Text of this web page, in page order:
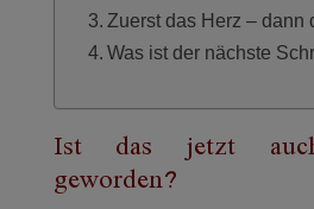
Zuerst das Herz – dann
Was ist der nächste
Ist das jetzt
geworden?